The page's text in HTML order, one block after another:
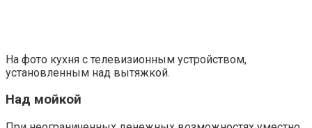
На фото кухня с телевизионным устройством,
установленным над вытяжкой.
Над мойкой